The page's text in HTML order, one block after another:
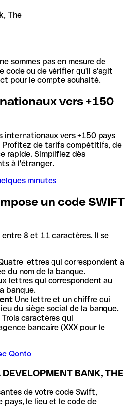
The
sommes pas en mesure de
code ou de vérifier qu'il s'agit
pour le compte souhaité.
vers +150
internationaux vers +150 pays
Profitez de tarifs compétitifs, de
rapide. Simplifiez dès
à l'étranger.
minutes
un code SWIFT
entre 8 et 11 caractères. Il se
lettres qui correspondent à
du nom de la banque.
lettres qui correspondent au
banque.
Une lettre et un chiffre qui
du siège social de la banque.
Trois caractères qui
bancaire (XXX pour le
Qonto
BANK, THE
de votre code Swift,
pays, le lieu et le code de